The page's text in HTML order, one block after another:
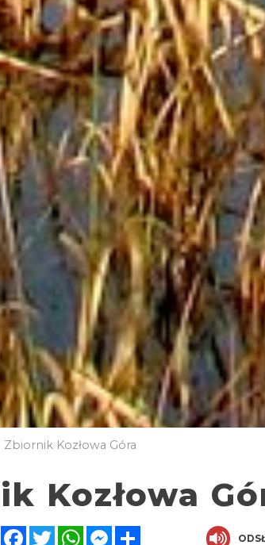
Zbiornik Kozłowa Góra
Kozłowa
FacebookTwitterWhatsAppMessenger